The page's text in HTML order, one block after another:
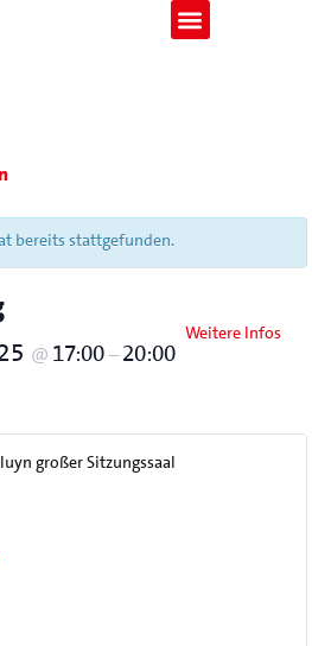
bereits stattgefunden.
@ 17:00 – 20:00
Weitere Infos
großer Sitzungssaal